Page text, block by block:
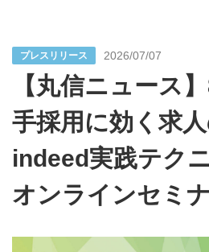
プレスリリース 2026/07/07
【丸信ニュース
手採用に効く求
indeed実践テク
オンラインセミ